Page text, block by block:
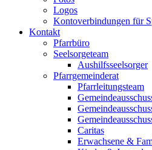
Logos
Kontoverbindungen für
Kontakt
Pfarrbüro
Seelsorgeteam
Aushilfsseelsorger
Pfarrgemeinderat
Pfarrleitungsteam
Caritas
Erwachsene &